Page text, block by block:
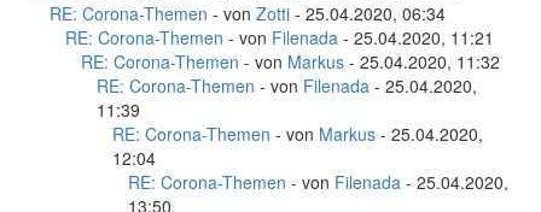
RE: Corona-Themen - von Zotti - 25.04.2020, 06:34
RE: Corona-Themen - von Filenada - 25.04.2020, 11:21
RE: Corona-Themen - von Markus - 25.04.2020, 11:32
RE: Corona-Themen - von Filenada - 25.04.2020,
11:39
RE: Corona-Themen - von Markus - 25.04.2020,
12:04
RE: Corona-Themen - von Filenada - 25.04.2020,
13:50